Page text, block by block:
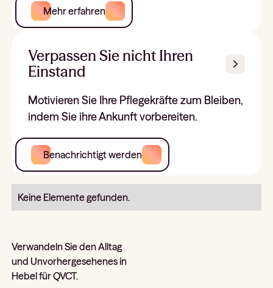
Mehr erfahren
Verpassen Sie nicht Ihren
Einstand
Motivieren Sie Ihre Pflegekräfte zum Bleiben,
indem Sie ihre Ankunft vorbereiten.
Benachrichtigt werden
Keine Elemente gefunden.
Verwandeln Sie den Alltag
und Unvorhergesehenes in
Hebel für QVCT.